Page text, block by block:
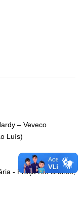
– Veveco
Luís)
- Praça Rio Branco,